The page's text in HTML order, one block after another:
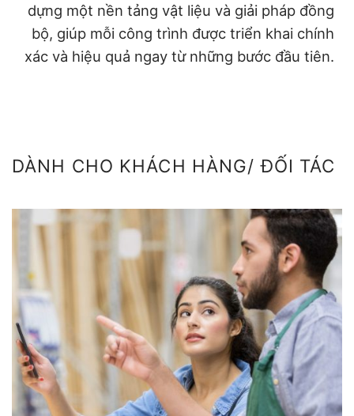
dựng một nền tảng vật liệu và giải pháp đồng
bộ, giúp mỗi công trình được triển khai chính
xác và hiệu quả ngay từ những bước đầu tiên.
DÀNH CHO KHÁCH HÀNG/ ĐỐI TÁC